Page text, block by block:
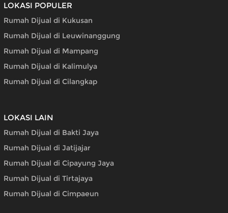
LOKASI POPULER
Rumah Dijual di Kukusan
Rumah Dijual di Leuwinanggung
Rumah Dijual di Mampang
Rumah Dijual di Kalimulya
Rumah Dijual di Cilangkap
LOKASI LAIN
Rumah Dijual di Bakti Jaya
Rumah Dijual di Jatijajar
Rumah Dijual di Cipayung Jaya
Rumah Dijual di Tirtajaya
Rumah Dijual di Cimpaeun